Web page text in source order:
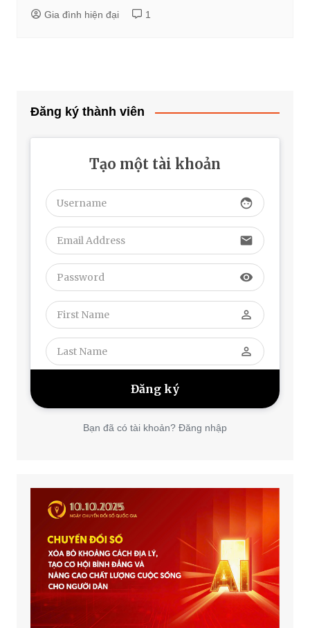
Gia đình hiện đại 1
Đăng ký thành viên
Tạo một tài khoản
face
email
visibility
perm_identity
perm_identity
Bạn đã có tài khoản? Đăng nhập